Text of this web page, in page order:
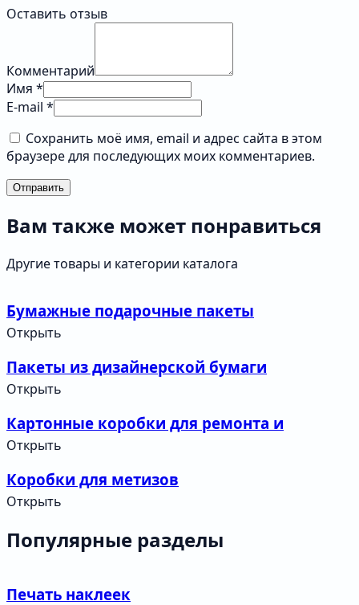
Оставить отзыв
Комментарий
Имя *
E-mail *
Сохранить моё имя, email и адрес сайта в этом
браузере для последующих моих комментариев.
Отправить
Вам также может понравиться
Другие товары и категории каталога
Бумажные подарочные пакеты
Открыть
Пакеты из дизайнерской бумаги
Открыть
Картонные коробки для ремонта и
строительства
Открыть
Коробки для метизов
Открыть
Популярные разделы
Печать наклеек